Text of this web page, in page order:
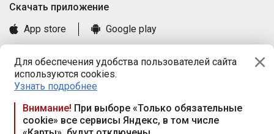
Для обеспечения удобства пользователей сайта
используются cookies.
Узнать подробнее
Внимание! При выборе «Только обязательные
cookie» все сервисы Яндекс, в том числе
Cкачать приложение
App store
Google play
Книга замечаний и предложений
Правила и документы
Praca.by © 2000—2026, ООО «ПРАЦА БАЙ»
Республика Беларусь, 220114, г. Минск, пр-т Независимости
117а, пом. № 9.